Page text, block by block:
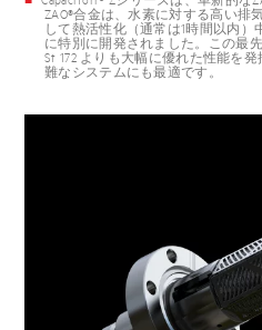
ZAO®合金は、水素に対する高い排
して熱活性化（通常は1時間以内
に特別に開発されました。この最
St 172 よりも大幅に優れた性能を
難なシステムにも最適です。